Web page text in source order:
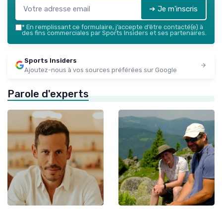
➔ Je m'inscris
* En remplissant ce formulaire, j’accepte d’être contacté(e) à
des fins commerciales par Sports Insiders et ses partenaires.
Sports Insiders
Ajoutez-nous à vos sources préférées sur Google
Parole d'experts